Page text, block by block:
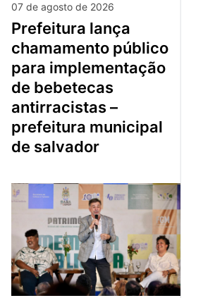
07 de agosto de 2026
prefeitura lança
chamamento público
para implementação
de bebetecas
antirracistas –
prefeitura municipal
de salvador